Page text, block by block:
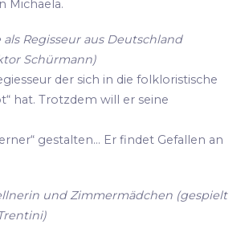
Michaela.
Regisseur aus Deutschland
Schürmann)
der sich in die folkloristische
hat. Trotzdem will er seine
gestalten... Er findet Gefallen an
und Zimmermädchen (gespielt